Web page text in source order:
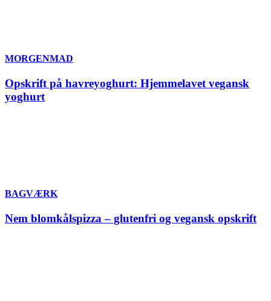
MORGENMAD
Opskrift på havreyoghurt: Hjemmelavet vegansk
yoghurt
BAGVÆRK
Nem blomkålspizza – glutenfri og vegansk opskrift